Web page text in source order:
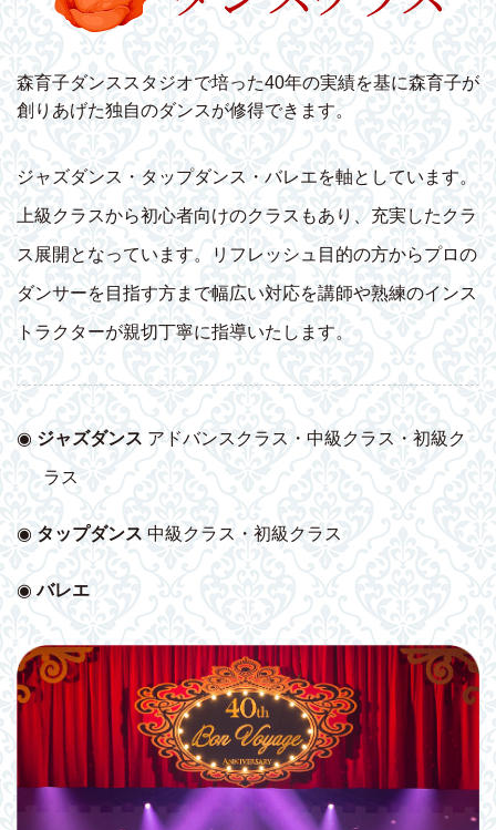
森育子ダンススタジオで培った40年の実績を基に森育子が
創りあげた独自のダンスが修得できます。
ジャズダンス・タップダンス・バレエを軸としています。
上級クラスから初心者向けのクラスもあり、充実したクラ
ス展開となっています。リフレッシュ目的の方からプロの
ダンサーを目指す方まで幅広い対応を講師や熟練のインス
トラクターが親切丁寧に指導いたします。
◉ジャズダンス アドバンスクラス・中級クラス・初級ク
ラス
◉タップダンス 中級クラス・初級クラス
◉バレエ